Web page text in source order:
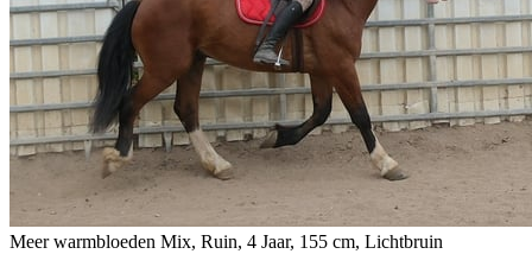
Meer warmbloeden Mix, Ruin, 4 Jaar, 155 cm, Lichtbruin